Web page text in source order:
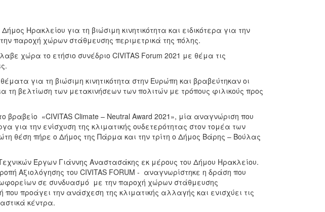
Ηρακλείου για τη βιώσιμη κινητικότητα και ειδικότερα για την
παροχή χώρων στάθμευσης περιμετρικά της πόλης.
χώρα το ετήσιο συνέδριο CIVITAS Forum 2021 με θέμα τις
για τη βιώσιμη κινητικότητα στην Ευρώπη και βραβεύτηκαν οι
τη βελτίωση των μετακινήσεων των πολιτών με τρόπους φιλικούς προς
«CIVITAS Climate – Neutral Award 2021», μία αναγνώριση που
για την ενίσχυση της κλιματικής ουδετερότητας στον τομέα των
θέση πήρε ο Δήμος της Πάρμα και την τρίτη ο Δήμος Βάρης – Βούλας
Έργων Γιάννης Αναστασάκης εκ μέρους του Δήμου Ηρακλείου.
Αξιολόγησης του CIVITAS FORUM - αναγνωρίστηκε η δράση που
σε συνδυασμό με την παροχή χώρων στάθμευσης
προάγει την ανάσχεση της κλιματικής αλλαγής και ενισχύει τις
κέντρα.